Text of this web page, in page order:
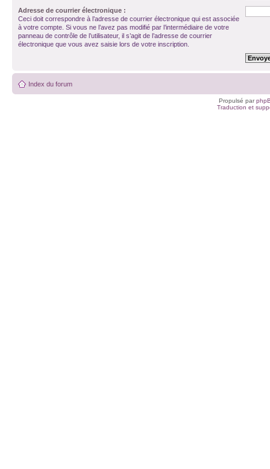
Adresse de courrier électronique :
Ceci doit correspondre à l’adresse de courrier électronique qui est associée
à votre compte. Si vous ne l’avez pas modifié par l’intermédiaire de votre
panneau de contrôle de l’utilisateur, il s’agit de l’adresse de courrier
électronique que vous avez saisie lors de votre inscription.
Index du forum
Propulsé par
Traduction et